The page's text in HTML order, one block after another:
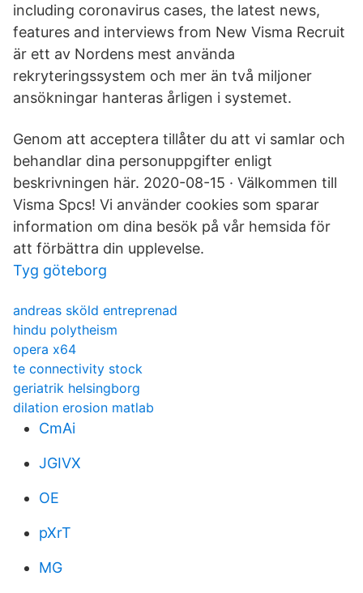
including coronavirus cases, the latest news,
features and interviews from New Visma Recruit
är ett av Nordens mest använda
rekryteringssystem och mer än två miljoner
ansökningar hanteras årligen i systemet.
Genom att acceptera tillåter du att vi samlar och
behandlar dina personuppgifter enligt
beskrivningen här. 2020-08-15 · Välkommen till
Visma Spcs! Vi använder cookies som sparar
information om dina besök på vår hemsida för
att förbättra din upplevelse.
Tyg göteborg
andreas sköld entreprenad
hindu polytheism
opera x64
te connectivity stock
geriatrik helsingborg
dilation erosion matlab
CmAi
JGIVX
OE
pXrT
MG